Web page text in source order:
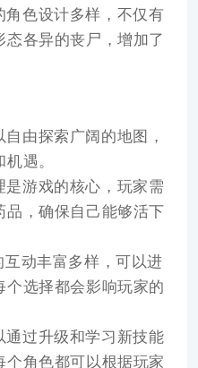
角色设计多样，不仅有
各异的丧尸，增加了
由探索广阔的地图，
遇。
是游戏的核心，玩家需
，确保自己能够活下
互动丰富多样，可以进
选择都会影响玩家的
通过升级和学习新技能
个角色都可以根据玩家